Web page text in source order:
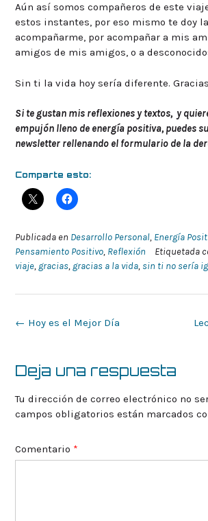
Aún así somos compañeros de este
estos instantes, por eso mismo te doy
acompañarme, por acompañar a mis
amigos de mis amigos, o a
Sin ti la vida hoy sería diferente.
Si te gustan mis reflexiones y textos, y
empujón lleno de energía positiva, puedes
newsletter rellenando el formulario de la
Comparte esto:
Publicada en Desarrollo Personal, Energía
Pensamiento Positivo, Reflexión Etiquetada
viaje, gracias, gracias a la vida, sin ti no sería
Navegación
entrada
← Hoy es el Mejor Día
Deja una respuesta
Tu dirección de correo electrónico no
campos obligatorios están marcados
Comentario *